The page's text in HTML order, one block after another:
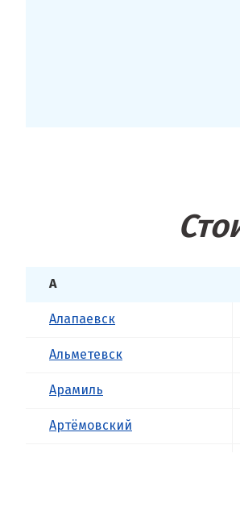
А
Алапаевск
Альметевск
Арамиль
Артёмовский